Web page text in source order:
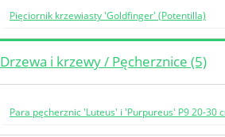
Pięciornik krzewiasty 'Goldfinger' (Potentilla)
Drzewa i krzewy / Pęcherznice (5)
Para pęcherznic 'Luteus' i 'Purpureus' P9 20-30